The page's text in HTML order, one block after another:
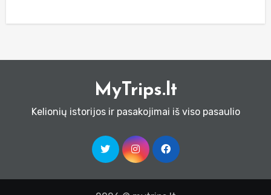
MyTrips.lt
Kelionių istorijos ir pasakojimai iš viso pasaulio